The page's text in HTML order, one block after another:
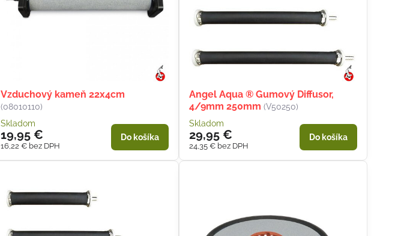
Vzduchový kameň 22x4cm
(08010110)
Skladom
19,95 €
16,22 € bez DPH
Do košíka
Angel Aqua ® Gumový Diffusor,
4/9mm 250mm (V50250)
Skladom
29,95 €
24,35 € bez DPH
Do košíka